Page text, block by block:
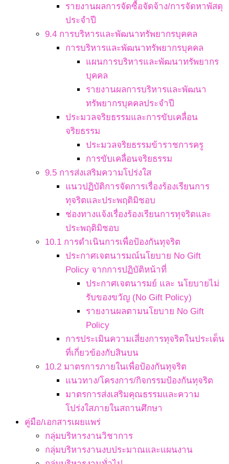
รายงานผลการจัดซื้อจัดจ้าง/การจัดหาพัสดุ
ประจำปี
9.4 การบริหารและพัฒนาทรัพยากรบุคคล
การบริหารและพัฒนาทรัพยากรบุคคล
แผนการบริหารและพัฒนาทรัพยากร
บุคคล
รายงานผลการบริหารและพัฒนา
ทรัพยากรบุคคลประจำปี
ประมวลจริยธรรมและการขับเคลื่อน
จริยธรรม
ประมวลจริยธรรมข้าราชการครู
การขับเคลื่อนจริยธรรม
9.5 การส่งเสริมความโปร่งใส
แนวปฏิบัติการจัดการเรื่องร้องเรียนการ
ทุจริตและประพฤติมิชอบ
ช่องทางแจ้งเรื่องร้องเรียนการทุจริตและ
ประพฤติมิชอบ
10.1 การดำเนินการเพื่อป้องกันทุจริต
ประกาศเจตนารมณ์นโยบาย No Gift
Policy จากการปฏิบัติหน้าที่
ประกาศเจตนารมย์ และ นโยบายไม่
รับของขวัญ (No Gift Policy)
รายงานผลตามนโยบาย No Gift
Policy
การประเมินความเสี่ยงการทุจริตในประเด็น
ที่เกี่ยวข้องกับสินบน
10.2 มาตรการภายในเพื่อป้องกันทุจริต
แนวทาง/โครงการ/กิจกรรมป้องกันทุจริต
มาตรการส่งเสริมคุณธรรมและความ
โปร่งใสภายในสถานศึกษา
คู่มือ/เอกสารเผยแพร่
กลุ่มบริหารงานวิชาการ
กลุ่มบริหารงานงบประมาณและแผนงาน